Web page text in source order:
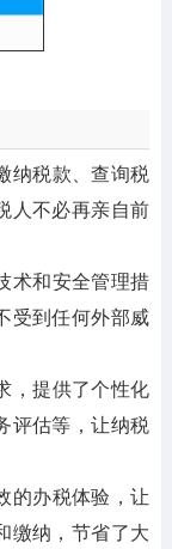
纳税款、查询税
人不必再亲自前
术和安全管理措
受到任何外部威
，提供了个性化
评估等，让纳税
的办税体验，让
缴纳，节省了大